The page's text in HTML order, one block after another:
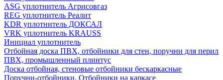
ASG уплотнитель Агрисовгаз
REG уплотнитель Реалит
KDR уплотнитель ДОКСАЛ
VRK уплотнитель KRAUSS
Инициал уплотнитель
Отбойная доска ПВХ, отбойники для стен, поручни для перил
ПВХ, промышленный плинтус
Доска отбойная, стеновые отбойники бескаркасные
Поручни-отбойники. Отбойники на каркасе